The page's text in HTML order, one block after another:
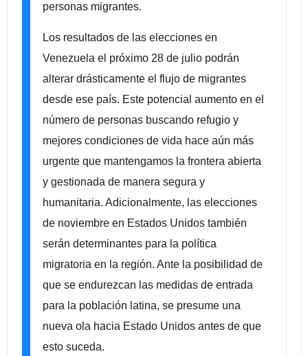
personas migrantes.
Los resultados de las elecciones en
Venezuela el próximo 28 de julio podrán
alterar drásticamente el flujo de migrantes
desde ese país. Este potencial aumento en el
número de personas buscando refugio y
mejores condiciones de vida hace aún más
urgente que mantengamos la frontera abierta
y gestionada de manera segura y
humanitaria. Adicionalmente, las elecciones
de noviembre en Estados Unidos también
serán determinantes para la política
migratoria en la región. Ante la posibilidad de
que se endurezcan las medidas de entrada
para la población latina, se presume una
nueva ola hacia Estado Unidos antes de que
esto suceda.